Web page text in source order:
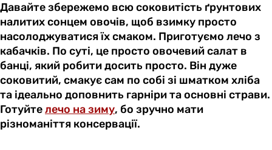
Давайте збережемо всю соковитість ґрунтових
налитих сонцем овочів, щоб взимку просто
насолоджуватися їх смаком. Приготуємо лечо з
кабачків. По суті, це просто овочевий салат в
банці, який робити досить просто. Він дуже
соковитий, смакує сам по собі зі шматком хліба
та ідеально доповнить гарніри та основні страви.
Готуйтелечо на зиму, бо зручно мати
різноманіття консервації.